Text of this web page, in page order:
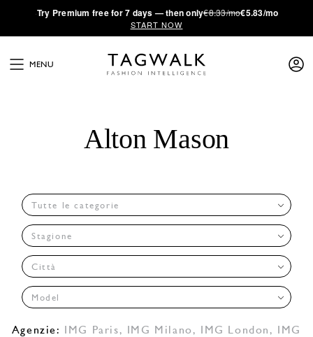
·Try Premium free for 7 days — then only€8.33/mo€5.83/mo
START NOW
MENU
Alton Mason
Tutte le categorie
Stagione
Città
Model
Agenzie: IMG Paris, IMG Milano , IMG London ,
IMG